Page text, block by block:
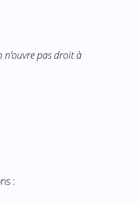
n’ouvre pas droit à
: